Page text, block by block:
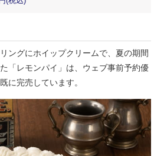
ングにホイップクリームで、夏の期間
「レモンパイ」は、ウェブ事前予約優
に完売しています。